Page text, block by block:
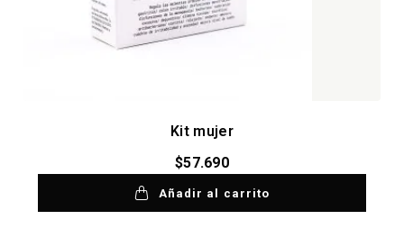
Kit mujer
$57.690
Añadir al carrito